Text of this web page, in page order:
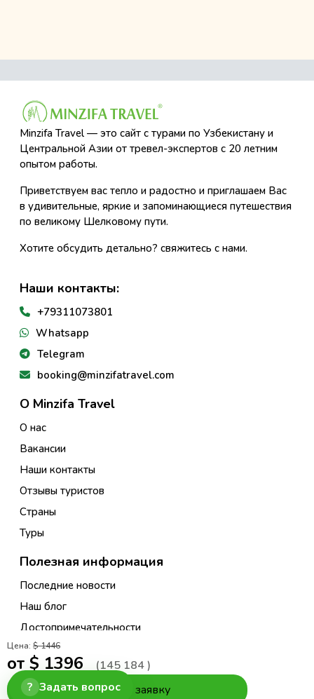
Цена: $ 1446
от $ 1396 (145 184)
Оставить заявку
Minzifa Travel — это сайт с турами по Узбекистану и
Центральной Азии от тревел-экспертов с 20 летним
опытом работы.
Приветствуем вас тепло и радостно и приглашаем Вас
в удивительные, яркие и запоминающиеся путешествия
по великому Шелковому пути.
Хотите обсудить детально? свяжитесь с нами.
Наши контакты:
+79311073801
Whatsapp
Telegram
booking@minzifatravel.com
О Minzifa Travel
О нас
Вакансии
Наши контакты
Отзывы туристов
Страны
Туры
Полезная информация
Последние новости
Наш блог
Достопримечательности
Правила Бронирования Туров
Правила Бронирования Гостиниц
Условия бронирования экскурсий
? Задать вопрос